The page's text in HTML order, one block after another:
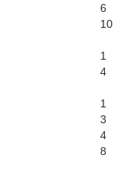
6
10
1
4
1
3
4
8